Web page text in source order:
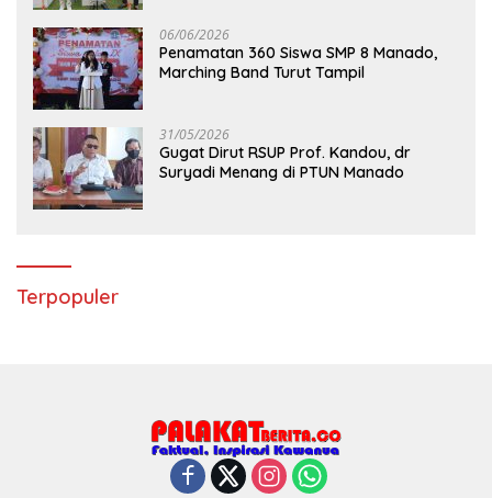
06/06/2026
Penamatan 360 Siswa SMP 8 Manado,
Marching Band Turut Tampil
31/05/2026
Gugat Dirut RSUP Prof. Kandou, dr
Suryadi Menang di PTUN Manado
Terpopuler